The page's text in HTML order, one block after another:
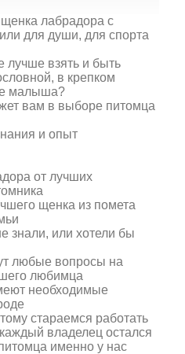
щенка лабрадора с
для души, для спорта
лучше взять и быть
в крепком
малыша?
вам в выборе питомца
и опыт
от лучших
щенка из помета
знали, или хотели бы
любые вопросы на
любимца
необходимые
стараемся работать
владелец остался
именно у нас